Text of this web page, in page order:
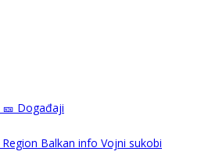
🎫 Događaji
Region Balkan info Vojni sukobi